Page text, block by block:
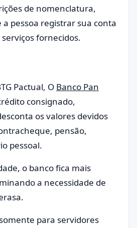
de nomenclatura,
pessoa registrar sua conta
fornecidos.
Pactual, O Banco Pan
consignado,
os valores devidos
pensão,
pessoal.
o banco fica mais
a necessidade de
para servidores